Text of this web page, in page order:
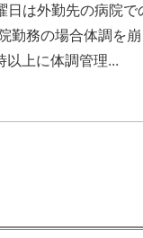
は外勤先の病院
務の場合体調を
以上に体調管理...